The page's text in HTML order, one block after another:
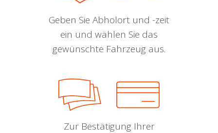
Geben Sie Abholort und -zeit
ein und wählen Sie das
gewünschte Fahrzeug aus.
Zur Bestätigung Ihrer